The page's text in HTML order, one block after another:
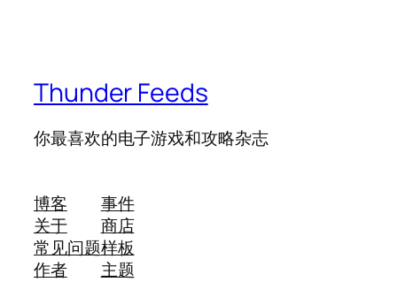
Thunder Feeds
你最喜欢的电子游戏和攻略杂志
博客
关于
常见问题
作者
事件
商店
样板
主题